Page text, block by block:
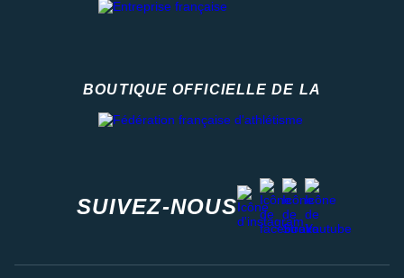
BOUTIQUE OFFICIELLE DE LA
SUIVEZ-NOUS
instagram
facebook
stravayoutube